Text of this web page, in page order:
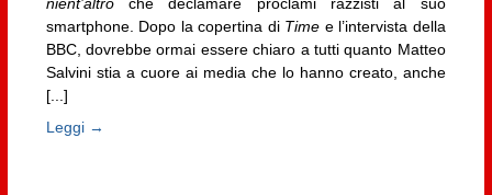
smartphone. Dopo la copertina di Time e l’intervista della
BBC, dovrebbe ormai essere chiaro a tutti quanto Matteo
Salvini stia a cuore ai media che lo hanno creato, anche
[...]
Leggi →